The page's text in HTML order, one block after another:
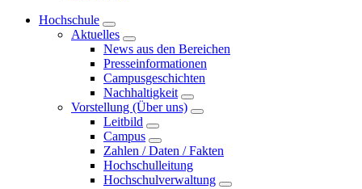
Hochschule
Aktuelles
News aus den Bereichen
Presseinformationen
Campusgeschichten
Nachhaltigkeit
Vorstellung (Über uns)
Leitbild
Campus
Zahlen / Daten / Fakten
Hochschulleitung
Hochschulverwaltung